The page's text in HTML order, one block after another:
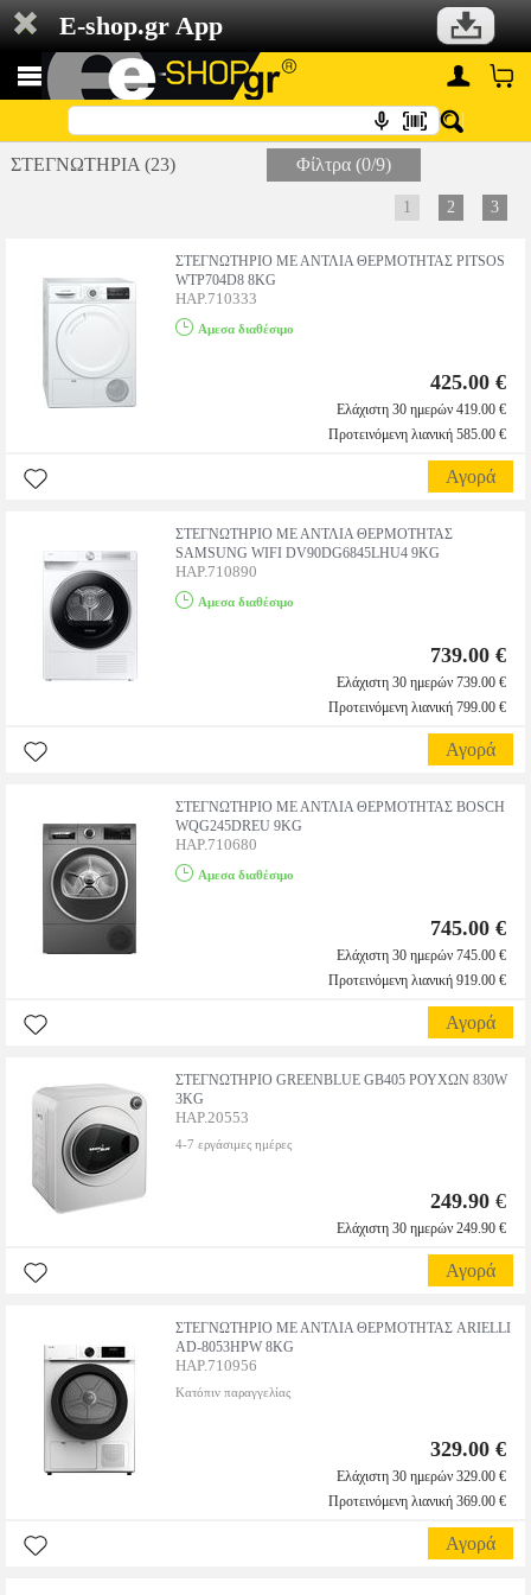
E-shop.gr App
ΣΤΕΓΝΩΤΗΡΙΑ (23) Φίλτρα (0/9)
1 2 3
ΣΤΕΓΝΩΤΗΡΙΟ ΜΕ ΑΝΤΛΙΑ ΘΕΡΜΟΤΗΤΑΣ PITSOS
WTP704D8 8KG
HAP.710333
Αμεσα διαθέσιμο
425.00 €
Ελάχιστη 30 ημερών 419.00 €
Προτεινόμενη λιανική 585.00 €
Αγορά
ΣΤΕΓΝΩΤΗΡΙΟ ΜΕ ΑΝΤΛΙΑ ΘΕΡΜΟΤΗΤΑΣ
SAMSUNG WIFI DV90DG6845LHU4 9KG
HAP.710890
Αμεσα διαθέσιμο
739.00 €
Ελάχιστη 30 ημερών 739.00 €
Προτεινόμενη λιανική 799.00 €
Αγορά
ΣΤΕΓΝΩΤΗΡΙΟ ΜΕ ΑΝΤΛΙΑ ΘΕΡΜΟΤΗΤΑΣ BOSCH
WQG245DREU 9KG
HAP.710680
Αμεσα διαθέσιμο
745.00 €
Ελάχιστη 30 ημερών 745.00 €
Προτεινόμενη λιανική 919.00 €
Αγορά
ΣΤΕΓΝΩΤΗΡΙΟ GREENBLUE GB405 ΡΟΥΧΩΝ 830W
3KG
HAP.20553
4-7 εργάσιμες ημέρες
249.90 €
Ελάχιστη 30 ημερών 249.90 €
Αγορά
ΣΤΕΓΝΩΤΗΡΙΟ ΜΕ ΑΝΤΛΙΑ ΘΕΡΜΟΤΗΤΑΣ ARIELLI
AD-8053HPW 8KG
HAP.710956
Κατόπιν παραγγελίας
329.00 €
Ελάχιστη 30 ημερών 329.00 €
Προτεινόμενη λιανική 369.00 €
Αγορά